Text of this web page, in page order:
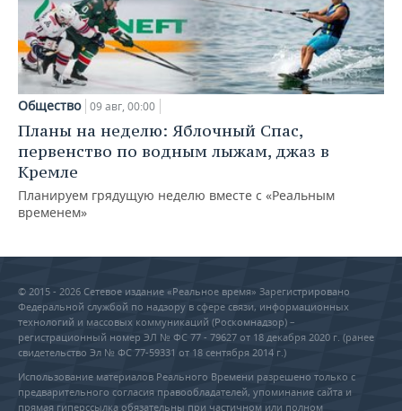
Общество 09 авг, 00:00
Планы на неделю: Яблочный Спас,
первенство по водным лыжам, джаз в
Кремле
Планируем грядущую неделю вместе с «Реальным
временем»
© 2015 - 2026 Сетевое издание «Реальное время» Зарегистрировано
Федеральной службой по надзору в сфере связи, информационных
технологий и массовых коммуникаций (Роскомнадзор) –
регистрационный номер ЭЛ № ФС 77 - 79627 от 18 декабря 2020 г. (ранее
свидетельство Эл № ФС 77-59331 от 18 сентября 2014 г.)
Использование материалов Реального Времени разрешено только с
предварительного согласия правообладателей, упоминание сайта и
прямая гиперссылка обязательны при частичном или полном